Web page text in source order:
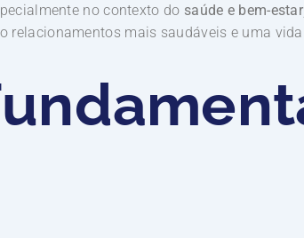
no contexto do saúde e bem-estar
relacionamentos mais saudáveis e uma